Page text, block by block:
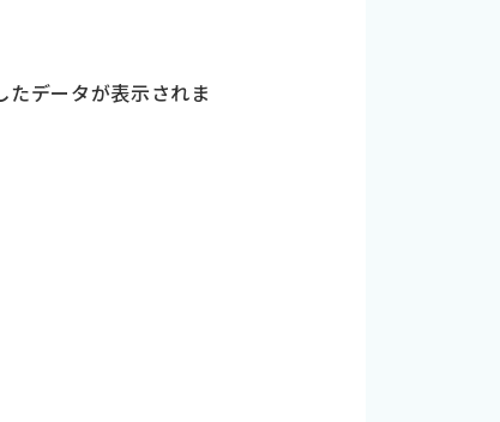
データが表示されま